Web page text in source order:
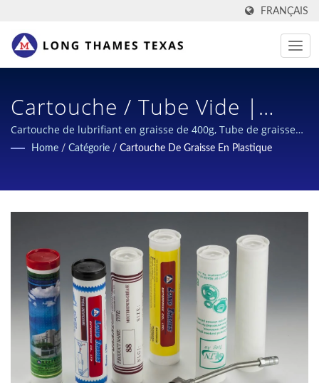
FRANÇAIS
Cartouche / Tube Vide |
Solutions Avancées De
Lubrification Haute
Performance
Cartouche de lubrifiant en graisse de 400g, Tube de graisse
vide, Cartouche PP de 14oz | Achat en gros de cartouches en
Home / Catégorie / Cartouche De Graisse En Plastique